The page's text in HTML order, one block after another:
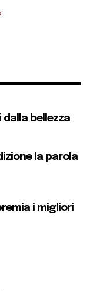
dalla bellezza
la parola
i migliori